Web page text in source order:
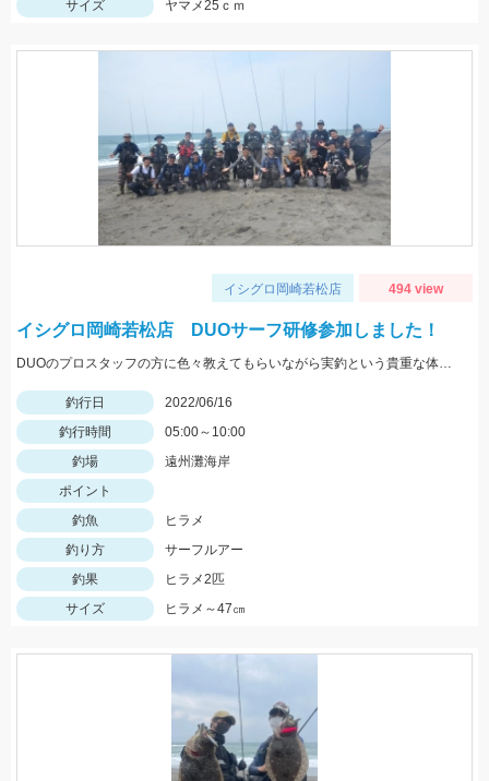
サイズ
ヤマメ25ｃｍ
イシグロ岡崎若松店 494 view
イシグロ岡崎若松店 DUOサーフ研修参加しました！
DUOのプロスタッフの方に色々教えてもらいながら実釣という貴重な体験ができました！
釣行日
2022/06/16
釣行時間
05:00～10:00
釣場
遠州灘海岸
ポイント
釣魚
ヒラメ
釣り方
サーフルアー
釣果
ヒラメ2匹
サイズ
ヒラメ～47㎝